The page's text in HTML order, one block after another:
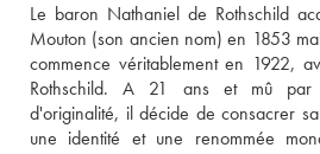
Le baron Nathaniel de Rothschild
Mouton (son ancien nom) en 1853
commence véritablement en 1922,
Rothschild. A 21 ans et mû par
d'originalité, il décide de consacrer
une identité et une renommée